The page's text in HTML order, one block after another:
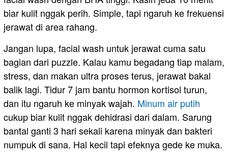
biar kulit nggak perih. Simple, tapi ngaruh ke frekuensi
jerawat di area rahang.
Jangan lupa, facial wash untuk jerawat cuma satu
bagian dari puzzle. Kalau kamu begadang tiap malam,
stress, dan makan ultra proses terus, jerawat bakal
balik lagi. Tidur 7 jam bantu hormon kortisol turun,
dan itu ngaruh ke minyak wajah. Minum air putih
cukup biar kulit nggak dehidrasi dari dalam. Sarung
bantal ganti 3 hari sekali karena minyak dan bakteri
numpuk di sana. Hal kecil tapi efeknya gede ke muka.